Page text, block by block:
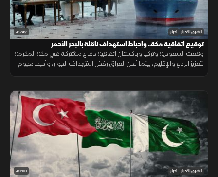
45:42 الشرق للأخبار أخبار
توقيع اتفاقية مكة.. وإحباط استهداف ناقلة بالبحر الأحمر
وقعت السعودية وتركيا وباكستان اتفاقية دفاع مشتركة في مكة المكرمة
لتعزيز الردع والإقليم، بينما أعلن العراق رفض استهداف الجوار، وأحبط هجوم
49:00 الشرق للأخبار أخبار